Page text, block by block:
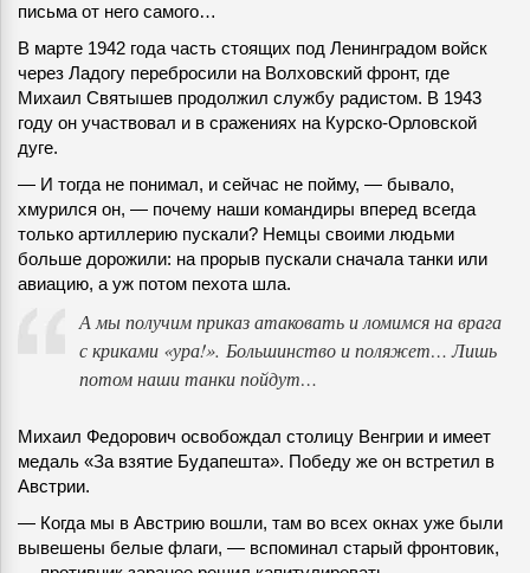
письма от него самого…
В марте 1942 года часть стоящих под Ленинградом войск
через Ладогу перебросили на Волховский фронт, где
Михаил Святышев продолжил службу радистом. В 1943
году он участвовал и в сражениях на Курско-Орловской
дуге.
— И тогда не понимал, и сейчас не пойму, — бывало,
хмурился он, — почему наши командиры вперед всегда
только артиллерию пускали? Немцы своими людьми
больше дорожили: на прорыв пускали сначала танки или
авиацию, а уж потом пехота шла.
А мы получим приказ атаковать и ломимся на врага
с криками «ура!». Большинство и поляжет… Лишь
потом наши танки пойдут…
Михаил Федорович освобождал столицу Венгрии и имеет
медаль «За взятие Будапешта». Победу же он встретил в
Австрии.
— Когда мы в Австрию вошли, там во всех окнах уже были
вывешены белые флаги, — вспоминал старый фронтовик,